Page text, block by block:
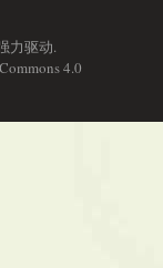
力驱动.
4.0